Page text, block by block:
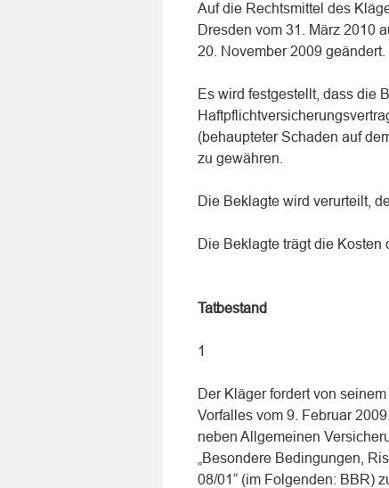
Auf die Rechtsmittel des
Dresden vom 31. März 2010
20. November 2009 geändert.
Es wird festgestellt, dass die
(behaupteter Schaden auf
zu gewähren.
Die Beklagte wird verurteilt,
Die Beklagte trägt die Kosten
Tatbestand
1
Der Kläger fordert von
Vorfalles vom 9. Februar
neben Allgemeinen
„Besondere Bedingungen,
08/01“ (im Folgenden: BBR)